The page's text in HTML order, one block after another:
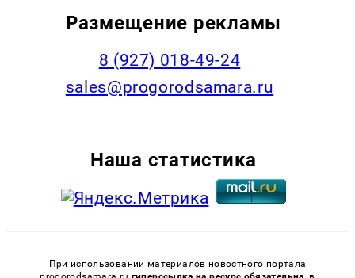
Размещение рекламы
8 (927) 018-49-24
sales@progorodsamara.ru
Наша статистика
При использовании материалов новостного портала